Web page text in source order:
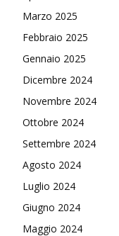
Marzo 2025
Febbraio 2025
Gennaio 2025
Dicembre 2024
Novembre 2024
Ottobre 2024
Settembre 2024
Agosto 2024
Luglio 2024
Giugno 2024
Maggio 2024